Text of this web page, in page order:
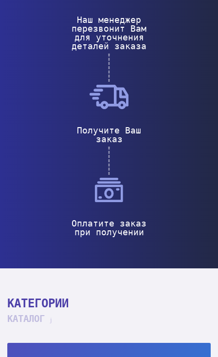
Наш менеджер
перезвонит Вам
для уточнения
деталей заказа
Получите Ваш
заказ
Оплатите заказ
при получении
КАТЕГОРИИ
КАТАЛОГ